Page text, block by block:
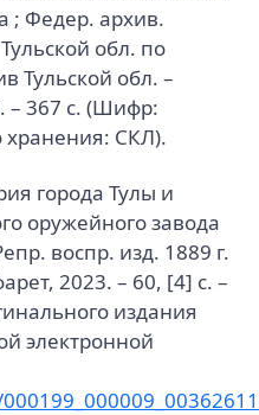
; Федер. архив.
обл. по
Тульской обл. –
– 367 с. (Шифр:
хранения: СКЛ).
города Тулы и
оружейного завода
воспр. изд. 1889 г.
2023. – 60, [4] с. –
издания
электронной